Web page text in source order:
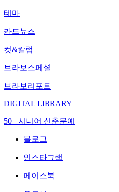
테마
카드뉴스
컷&칼럼
브라보스페셜
브라보리포트
DIGITAL LIBRARY
50+ 시니어 신춘문예
블로그
인스타그램
페이스북